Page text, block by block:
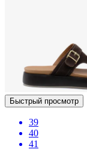
Быстрый просмотр
39
40
41